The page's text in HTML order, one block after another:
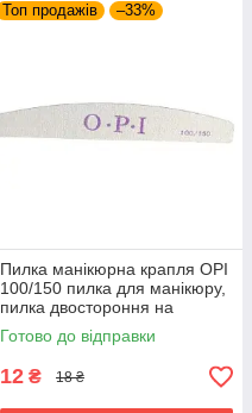
Топ продажів –33%
Пилка манікюрна крапля OPI
100/150 пилка для манікюру,
пилка двостороння на
паперовій основі, пилка для
нігтів
Готово до відправки
12 ₴ 18 ₴